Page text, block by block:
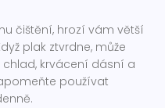
čištění, hrozí vám větší
plak ztvrdne, může
krvácení dásní a
používat